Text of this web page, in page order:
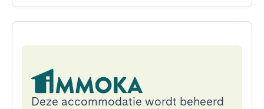
Deze accommodatie wordt beheerd